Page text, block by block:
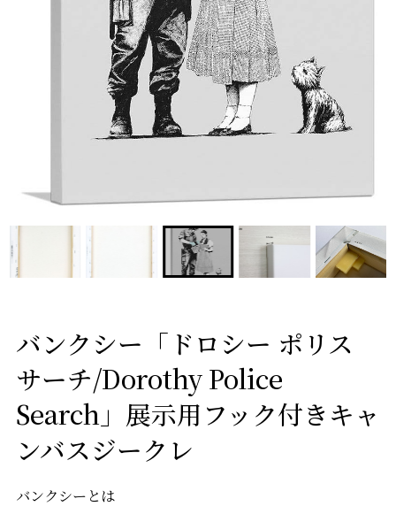
バンクシー「ドロシー ポリス
サーチ/Dorothy Police
Search」展示用フック付きキャ
ンバスジークレ
バンクシーとは